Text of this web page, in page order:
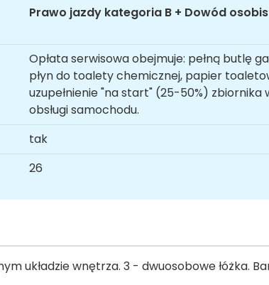
Prawo jazdy kategoria B + Dowód
Opłata serwisowa obejmuje: pełną butlę
płyn do toalety chemicznej, papier
uzupełnienie "na start" (25-50%)
obsługi samochodu.
tak
26
układzie wnętrza. 3 - dwuosobowe łóżka.